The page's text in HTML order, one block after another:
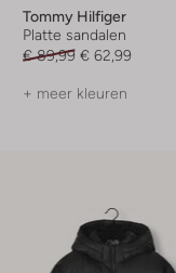
Tommy Hilfiger
Platte sandalen
€ 89,99 € 62,99
+ meer kleuren